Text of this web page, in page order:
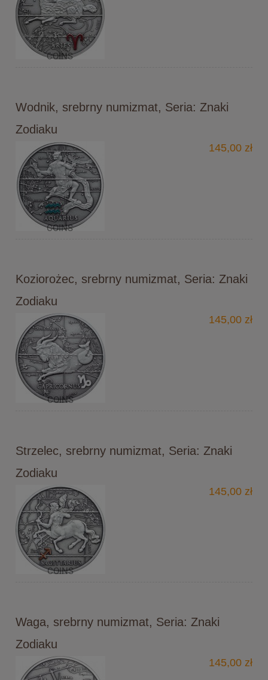
Wodnik, srebrny numizmat, Seria: Znaki
Zodiaku
145,00 zł
Koziorożec, srebrny numizmat, Seria: Znaki
Zodiaku
145,00 zł
Strzelec, srebrny numizmat, Seria: Znaki
Zodiaku
145,00 zł
Waga, srebrny numizmat, Seria: Znaki
Zodiaku
145,00 zł